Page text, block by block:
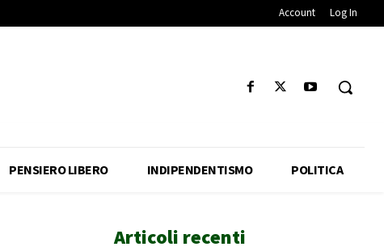
Account Log In
PENSIERO LIBERO INDIPENDENTISMO POLITICA
Articoli recenti